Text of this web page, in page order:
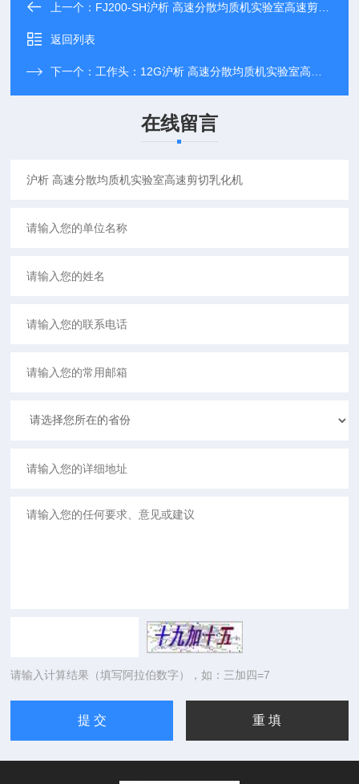
上一个： FJ200-SH沪析 高速分散均质机实验室高速剪切乳化机
返回列表
下一个： 工作头：12G沪析 高速分散均质机实验室高速剪切乳化机
在线留言
请输入计算结果（填写阿拉伯数字），如：三加四=7